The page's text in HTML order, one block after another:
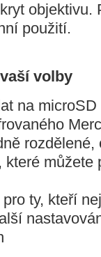
objektivu.
použití.
volby
na
rozdělené,
můžete
ty, kteří